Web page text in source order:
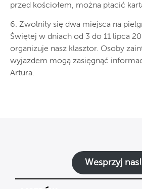
przed kościołem, można płacić
6. Zwolniły się dwa miejsca na
Świętej w dniach od 3 do 11 lipca
organizuje nasz klasztor. Osoby
wyjazdem mogą zasięgnąć
Artura.
Wesprzyj nas!